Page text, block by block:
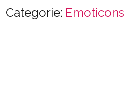
Categorie: Emoticons